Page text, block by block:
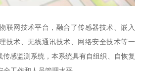
联网技术平台，融合了传感器技术、嵌入
技术、无线通讯技术、网络安全技术等一
传感监测系统，本系统具有自组织、自恢复